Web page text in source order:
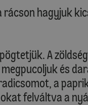
rácson hagyjuk
A
és
a
felváltva a